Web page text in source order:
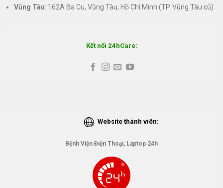
Vũng Tàu: 162A Ba Cu, Vũng Tàu, Hồ Chí Minh (TP. Vũng Tàu cũ)
Kết nối 24hCare:
Website thành viên:
Bệnh Viện Điện Thoại, Laptop 24h